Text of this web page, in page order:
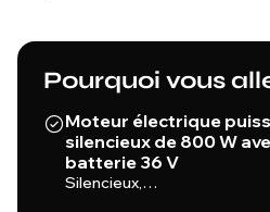
Pourquoi vous
Moteur électrique
silencieux de 800 W
batterie 36 V
Silencieux,…